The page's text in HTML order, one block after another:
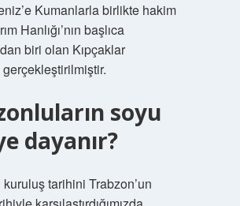
Kumanlarla birlikte hakim
Hanlığı’nın başlıca
biri olan Kıpçaklar
gerçekleştirilmiştir.
soyu
dayanır?
kuruluş tarihini Trabzon’un